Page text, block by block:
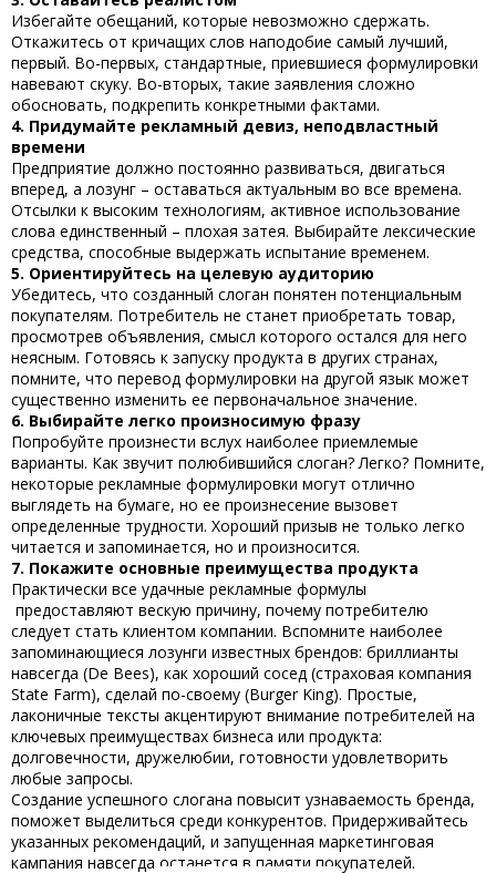
Избегайте обещаний, которые невозможно сдержать.
Откажитесь от кричащих слов наподобие самый лучший,
первый. Во-первых, стандартные, приевшиеся формулировки
навевают скуку. Во-вторых, такие заявления сложно
обосновать, подкрепить конкретными фактами.
4. Придумайте рекламный девиз, неподвластный
времени
Предприятие должно постоянно развиваться, двигаться
вперед, а лозунг – оставаться актуальным во все времена.
Отсылки к высоким технологиям, активное использование
слова единственный – плохая затея. Выбирайте лексические
средства, способные выдержать испытание временем.
5. Ориентируйтесь на целевую аудиторию
Убедитесь, что созданный слоган понятен потенциальным
покупателям. Потребитель не станет приобретать товар,
просмотрев объявления, смысл которого остался для него
неясным. Готовясь к запуску продукта в других странах,
помните, что перевод формулировки на другой язык может
существенно изменить ее первоначальное значение.
6. Выбирайте легко произносимую фразу
Попробуйте произнести вслух наиболее приемлемые
варианты. Как звучит полюбившийся слоган? Легко? Помните,
некоторые рекламные формулировки могут отлично
выглядеть на бумаге, но ее произнесение вызовет
определенные трудности. Хороший призыв не только легко
читается и запоминается, но и произносится.
7. Покажите основные преимущества продукта
Практически все удачные рекламные формулы
предоставляют вескую причину, почему потребителю
следует стать клиентом компании. Вспомните наиболее
запоминающиеся лозунги известных брендов: бриллианты
навсегда (De Bees), как хороший сосед (страховая компания
State Farm), сделай по-своему (Burger King). Простые,
лаконичные тексты акцентируют внимание потребителей на
ключевых преимуществах бизнеса или продукта:
долговечности, дружелюбии, готовности удовлетворить
любые запросы.
Создание успешного слогана повысит узнаваемость бренда,
поможет выделиться среди конкурентов. Придерживайтесь
указанных рекомендаций, и запущенная маркетинговая
кампания навсегда останется в памяти покупателей.